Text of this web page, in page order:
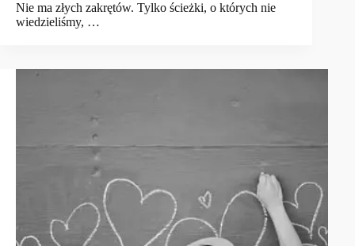
Nie ma złych zakrętów. Tylko ścieżki, o których nie
wiedzieliśmy, …